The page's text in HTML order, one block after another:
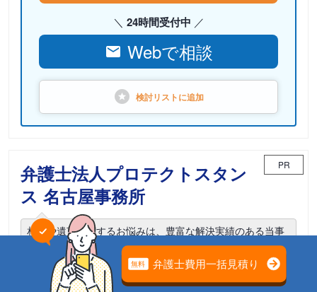
24時間受付中
Webで相談
検討リストに追加
弁護士法人プロテクトスタン
ス 名古屋事務所
PR
相続や遺言に関するお悩みは、豊富な解決実績のある当事
務所までご相談ください。
電話相談可能 初回面談無料